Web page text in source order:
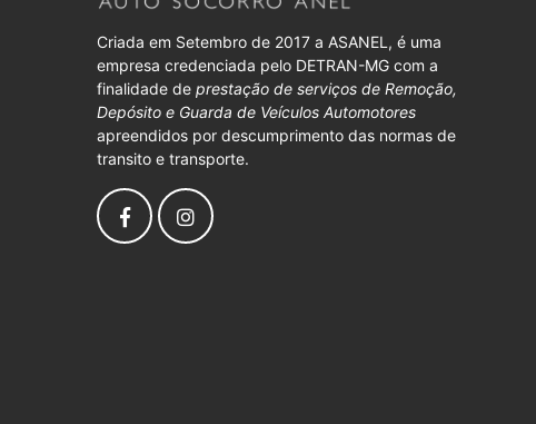
Criada em Setembro de 2017 a ASANEL, é uma
empresa credenciada pelo DETRAN-MG com a
finalidade de prestação de serviços de Remoção,
Depósito e Guarda de Veículos Automotores
apreendidos por descumprimento das normas de
transito e transporte.